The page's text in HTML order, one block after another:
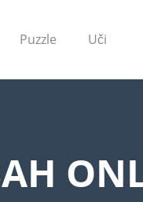
Puzzle Uči